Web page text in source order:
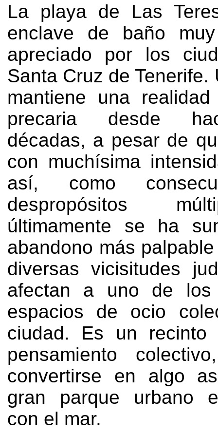
La playa de Las
enclave de baño
apreciado por los
Santa Cruz de Tenerife.
mantiene una realidad
precaria desde
décadas, a pesar de
con muchísima
así, como
despropósitos
últimamente se ha
abandono más
diversas vicisitudes
afectan a uno de los
espacios de ocio
ciudad. Es un recinto
pensamiento colectivo
convertirse en algo
gran parque urbano
con el mar.